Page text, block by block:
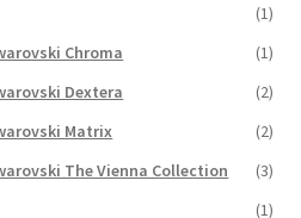
(1)
Chroma
(1)
Dextera
(2)
Matrix
(2)
The Vienna Collection
(3)
(1)